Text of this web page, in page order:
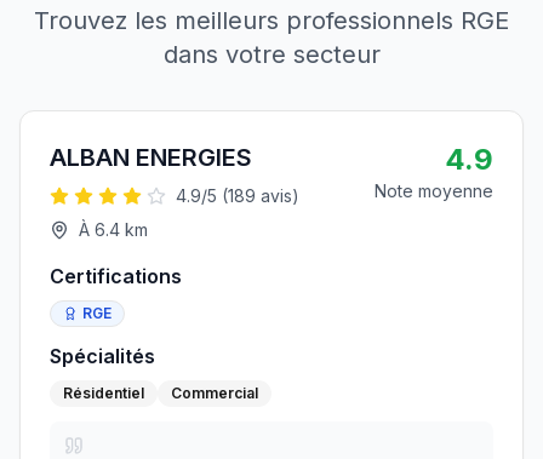
Trouvez les meilleurs professionnels RGE
dans votre secteur
ALBAN ENERGIES
4.9/5 (189 avis)
À 6.4 km
4.9
Note moyenne
Certifications
RGE
Spécialités
Résidentiel Commercial